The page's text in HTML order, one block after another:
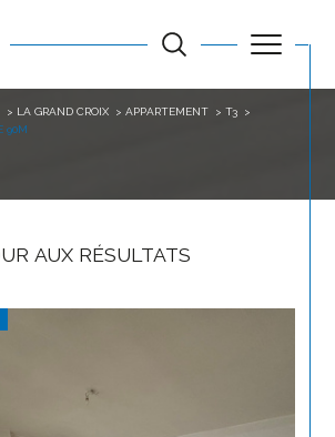
LA GRAND CROIX APPARTEMENT
T3
90M
AUX RÉSULTATS